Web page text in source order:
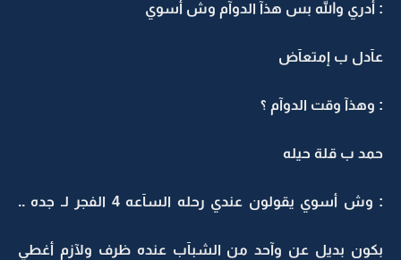
: أدري والله بس هذآ الدوآم وش أسوي
عآدل ب إمتعآض
: وهذآ وقت الدوآم ؟
حمد ب قلة حيله
: وش أسوي يقولون عندي رحله السآعه 4 الفجر لـ جده ..
بكون بديل عن وآحد من الشبآب عنده ظرف ولآزم أغطي